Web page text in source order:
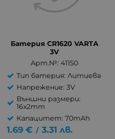
Батерия CR1620 VARTA
3V
Арт.№: 41150
Тип батерия: Литиева
Напрежение: 3V
Външни размери:
16x2mm
Капацитет: 70mAh
1.69 € / 3.31 лв.